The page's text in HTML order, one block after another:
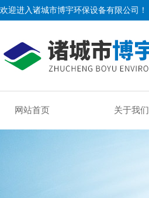
欢迎进入诸城市博宇环保设备有限公司！
网站首页 关于我们